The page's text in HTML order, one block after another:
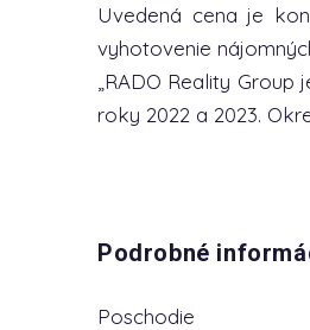
Uvedená cena je
vyhotovenie
„RADO Reality
roky 2022 a 2023.
Podrobné
Poschodie